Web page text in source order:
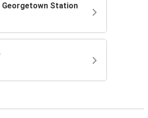
Georgetown Station